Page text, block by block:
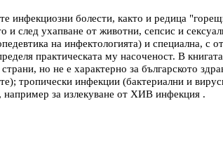
инфекциозни болести, както и редица
след ухапване от животни, сепсис и
на инфектологията) и специална, с
практическата му насоченост. В
но не е характерно за българското
тропически инфекции (бактериални и
за излекуване от ХИВ инфекция .